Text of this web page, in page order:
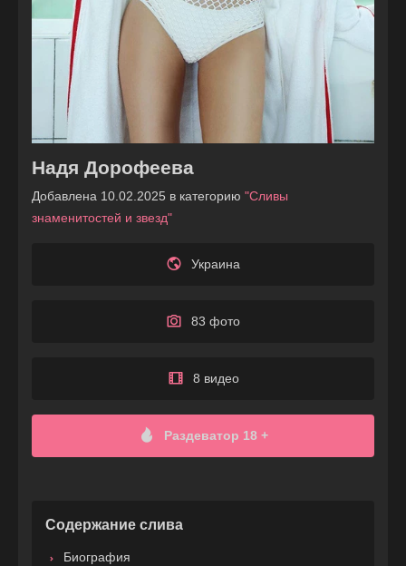
Надя Дорофеева
Добавлена 10.02.2025 в категорию "Сливы
знаменитостей и звезд"
Украина
83 фото
8 видео
Раздеватор 18 +
Содержание слива
Биография